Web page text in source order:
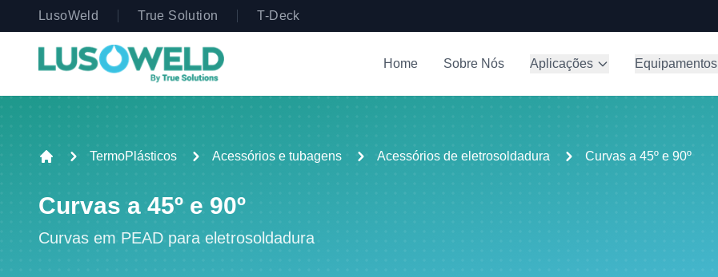
LusoWeld True Solution T-Deck
Home Sobre Nós Aplicações Equipamentos
TermoPlásticos Acessórios e tubagens Acessórios de eletrosoldadura Curvas a 45º e 90º
Curvas a 45º e 90º
Curvas em PEAD para eletrosoldadura